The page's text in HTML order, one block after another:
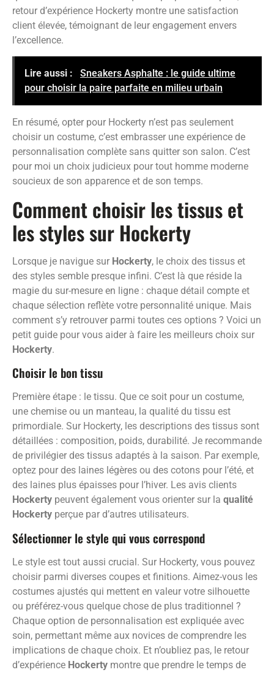
retour d’expérience Hockerty montre une satisfaction
client élevée, témoignant de leur engagement envers
l’excellence.
Lire aussi :
Sneakers Asphalte : le guide ultime
pour choisir la paire parfaite en milieu urbain
En résumé, opter pour Hockerty n’est pas seulement
choisir un costume, c’est embrasser une expérience de
personnalisation complète sans quitter son salon. C’est
pour moi un choix judicieux pour tout homme moderne
soucieux de son apparence et de son temps.
Comment choisir les tissus et
les styles sur Hockerty
Lorsque je navigue sur Hockerty, le choix des tissus et
des styles semble presque infini. C’est là que réside la
magie du sur-mesure en ligne : chaque détail compte et
chaque sélection reflète votre personnalité unique. Mais
comment s’y retrouver parmi toutes ces options ? Voici un
petit guide pour vous aider à faire les meilleurs choix sur
Hockerty.
Choisir le bon tissu
Première étape : le tissu. Que ce soit pour un costume,
une chemise ou un manteau, la qualité du tissu est
primordiale. Sur Hockerty, les descriptions des tissus sont
détaillées : composition, poids, durabilité. Je recommande
de privilégier des tissus adaptés à la saison. Par exemple,
optez pour des laines légères ou des cotons pour l’été, et
des laines plus épaisses pour l’hiver. Les avis clients
Hockerty peuvent également vous orienter sur la qualité
Hockerty perçue par d’autres utilisateurs.
Sélectionner le style qui vous correspond
Le style est tout aussi crucial. Sur Hockerty, vous pouvez
choisir parmi diverses coupes et finitions. Aimez-vous les
costumes ajustés qui mettent en valeur votre silhouette
ou préférez-vous quelque chose de plus traditionnel ?
Chaque option de personnalisation est expliquée avec
soin, permettant même aux novices de comprendre les
implications de chaque choix. Et n’oubliez pas, le retour
d’expérience Hockerty montre que prendre le temps de